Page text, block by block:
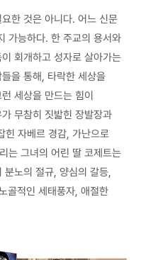
한 것은 아니다. 어느 신문
가능하다. 한 주교의 용서와
회개하고 성자로 살아가는
을 통해, 타락한 세상을
세상을 만드는 힘이
무참히 짓밟힌 장발장과
힌 자베르 경감, 가난으로
는 그녀의 어린 딸 코제트는
노의 절규, 양심의 갈등,
골적인 세태풍자, 애절한